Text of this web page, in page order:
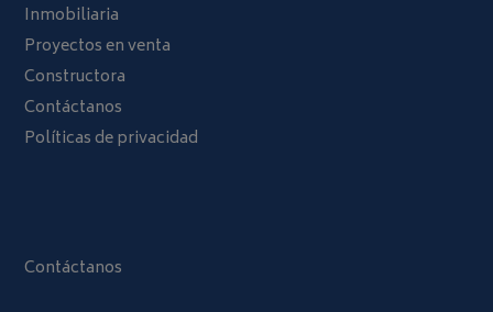
Inmobiliaria
Proyectos en venta
Constructora
Contáctanos
Políticas de privacidad
Contáctanos